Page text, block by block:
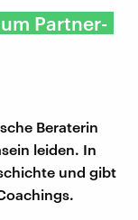
Partner-
Beraterin
leiden. In
und gibt